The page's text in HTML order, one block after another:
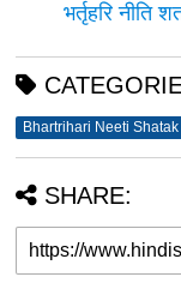
भर्तृहरि नीति
Bhartrihari Neeti Shatak
SHARE: